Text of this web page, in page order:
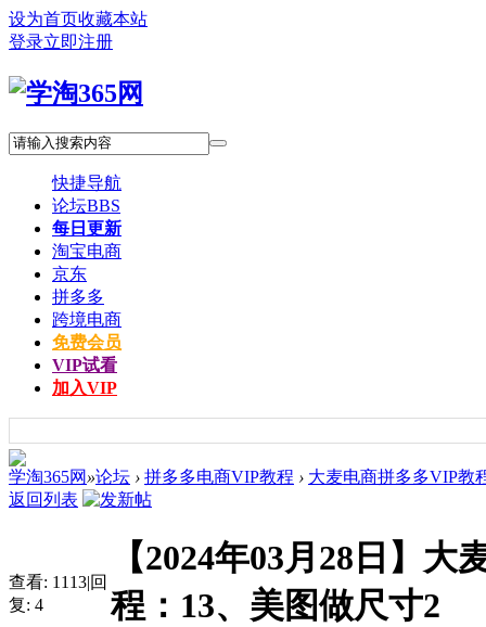
设为首页收藏本站
登录立即注册
快捷导航
论坛BBS
每日更新
淘宝电商
京东
拼多多
跨境电商
免费会员
VIP试看
加入VIP
学淘365网 »论坛 › 拼多多电商VIP教程 › 大麦电商拼多多VIP教
返回列表
查看: 1113|回
复: 4
【2024年03月28日】
程：13、美图做尺寸2